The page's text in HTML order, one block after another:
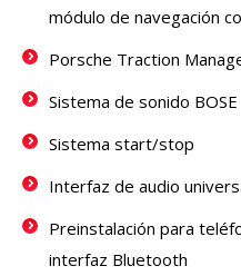
módulo de navegación
Porsche Traction
Sistema de sonido BOSE
Sistema start/stop
Interfaz de audio
Preinstalación para
interfaz Bluetooth